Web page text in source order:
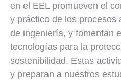
en el EEL promueven el
y práctico de los procesos
de ingeniería, y fomentan
tecnologías para la
sostenibilidad. Estas
y preparan a nuestros